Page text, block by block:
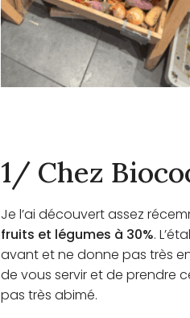
1/ Chez
Je l’ai découvert assez
fruits et légumes à 30%.
avant et ne donne pas très
de vous servir et de prendre
pas très abimé.